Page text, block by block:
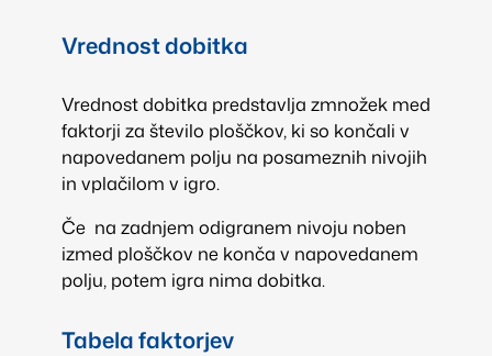
Vrednost dobitka
Vrednost dobitka predstavlja zmnožek med
faktorji za število ploščkov, ki so končali v
napovedanem polju na posameznih nivojih
in vplačilom v igro.
Če na zadnjem odigranem nivoju noben
izmed ploščkov ne konča v napovedanem
polju, potem igra nima dobitka.
Tabela faktorjev